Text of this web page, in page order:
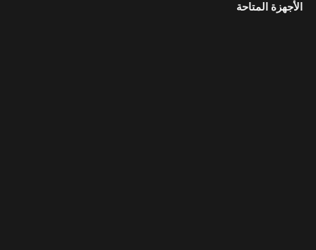
الأجهزة المتاحة